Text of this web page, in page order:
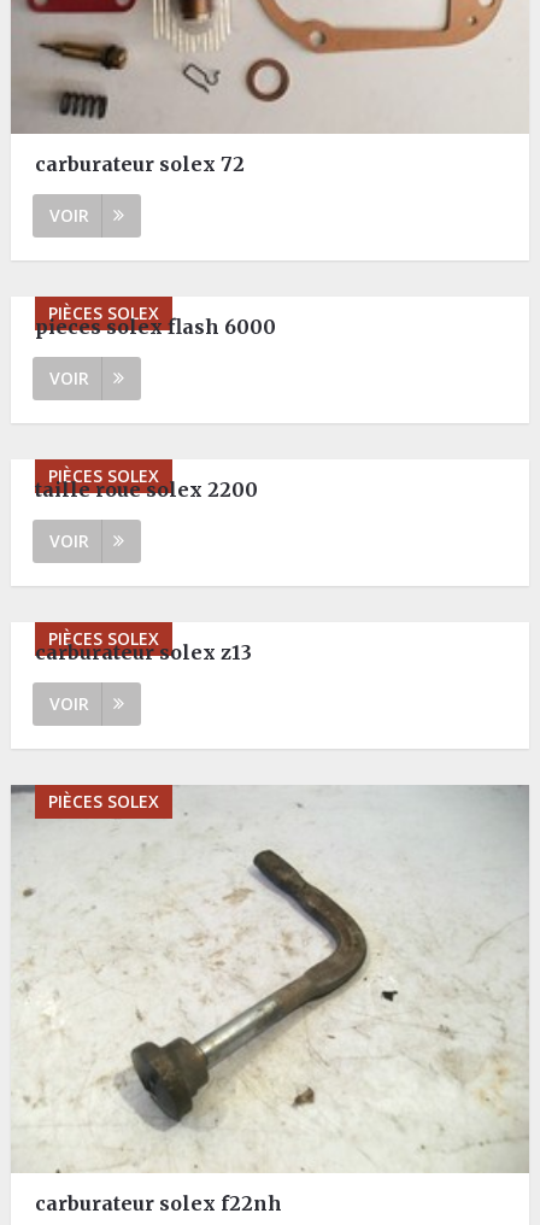
carburateur solex 72
VOIR
PIÈCES SOLEX
pieces solex flash 6000
VOIR
PIÈCES SOLEX
taille roue solex 2200
VOIR
PIÈCES SOLEX
carburateur solex z13
VOIR
PIÈCES SOLEX
carburateur solex f22nh